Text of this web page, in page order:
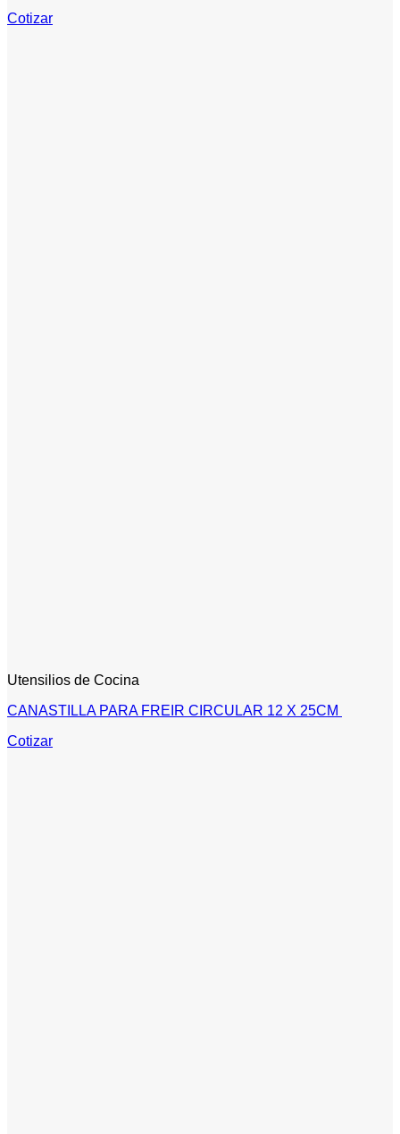
Cotizar
Utensilios de Cocina
CANASTILLA PARA FREIR CIRCULAR 12 X 25CM
Cotizar